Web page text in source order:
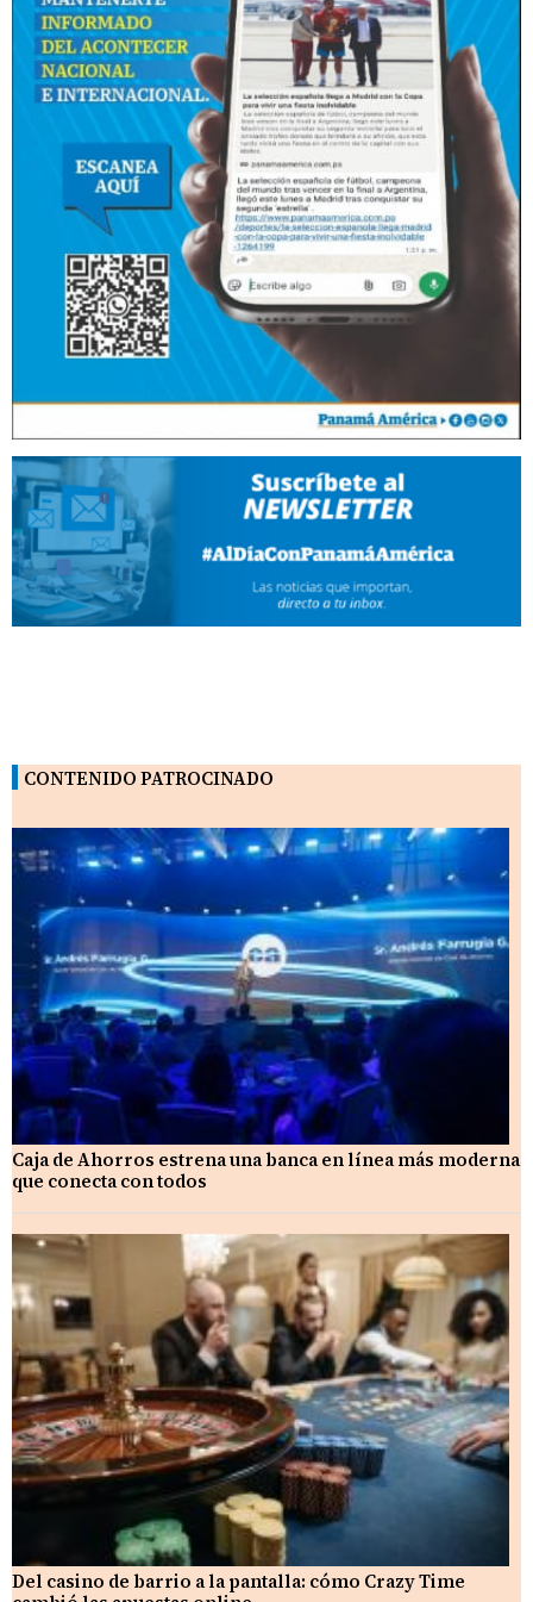
CONTENIDO PATROCINADO
Caja de Ahorros estrena una banca en línea más moderna
que conecta con todos
Del casino de barrio a la pantalla: cómo Crazy Time